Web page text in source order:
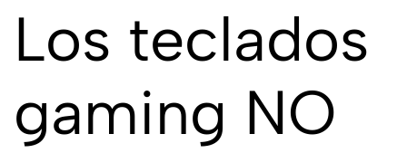
Los teclados
gaming NO